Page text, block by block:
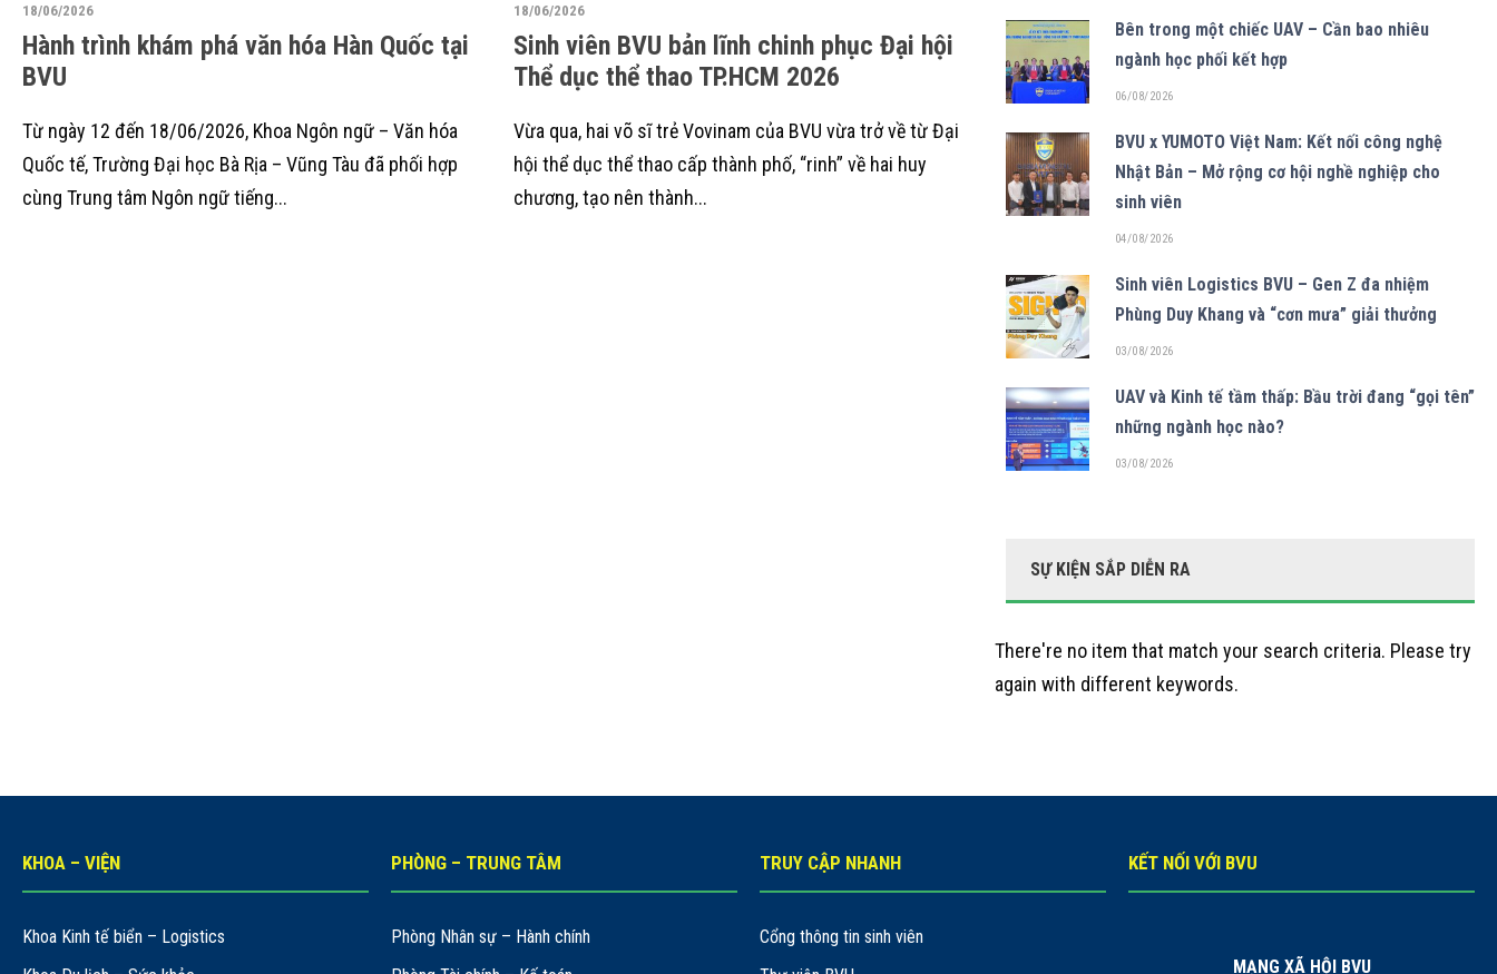
18/06/2026
Hành trình khám phá văn hóa Hàn Quốc tại
BVU
Từ ngày 12 đến 18/06/2026, Khoa Ngôn ngữ – Văn hóa
Quốc tế, Trường Đại học Bà Rịa – Vũng Tàu đã phối hợp
cùng Trung tâm Ngôn ngữ tiếng...
18/06/2026
Sinh viên BVU bản lĩnh chinh phục Đại hội
Thể dục thể thao TP.HCM 2026
Vừa qua, hai võ sĩ trẻ Vovinam của BVU vừa trở về từ Đại
hội thể dục thể thao cấp thành phố, “rinh” về hai huy
chương, tạo nên thành...
Bên trong một chiếc UAV – Cần bao nhiêu
ngành học phối kết hợp
06/08/2026
BVU x YUMOTO Việt Nam: Kết nối công nghệ
Nhật Bản – Mở rộng cơ hội nghề nghiệp cho
sinh viên
04/08/2026
Sinh viên Logistics BVU – Gen Z đa nhiệm
Phùng Duy Khang và “cơn mưa” giải thưởng
03/08/2026
UAV và Kinh tế tầm thấp: Bầu trời đang “gọi tên”
những ngành học nào?
03/08/2026
SỰ KIỆN SẮP DIỄN RA
There're no item that match your search criteria. Please try
again with different keywords.
KHOA – VIỆN
Khoa Kinh tế biển – Logistics
PHÒNG – TRUNG TÂM
Phòng Nhân sự – Hành chính
TRUY CẬP NHANH
Cổng thông tin sinh viên
KẾT NỐI VỚI BVU
MẠNG XÃ HỘI BVU